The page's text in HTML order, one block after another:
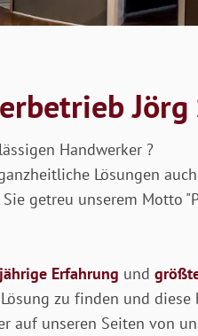
Jörg
Handwerker ?
Lösungen
getreu unserem Motto
Erfahrung und
zu finden und diese
auf unseren Seiten von